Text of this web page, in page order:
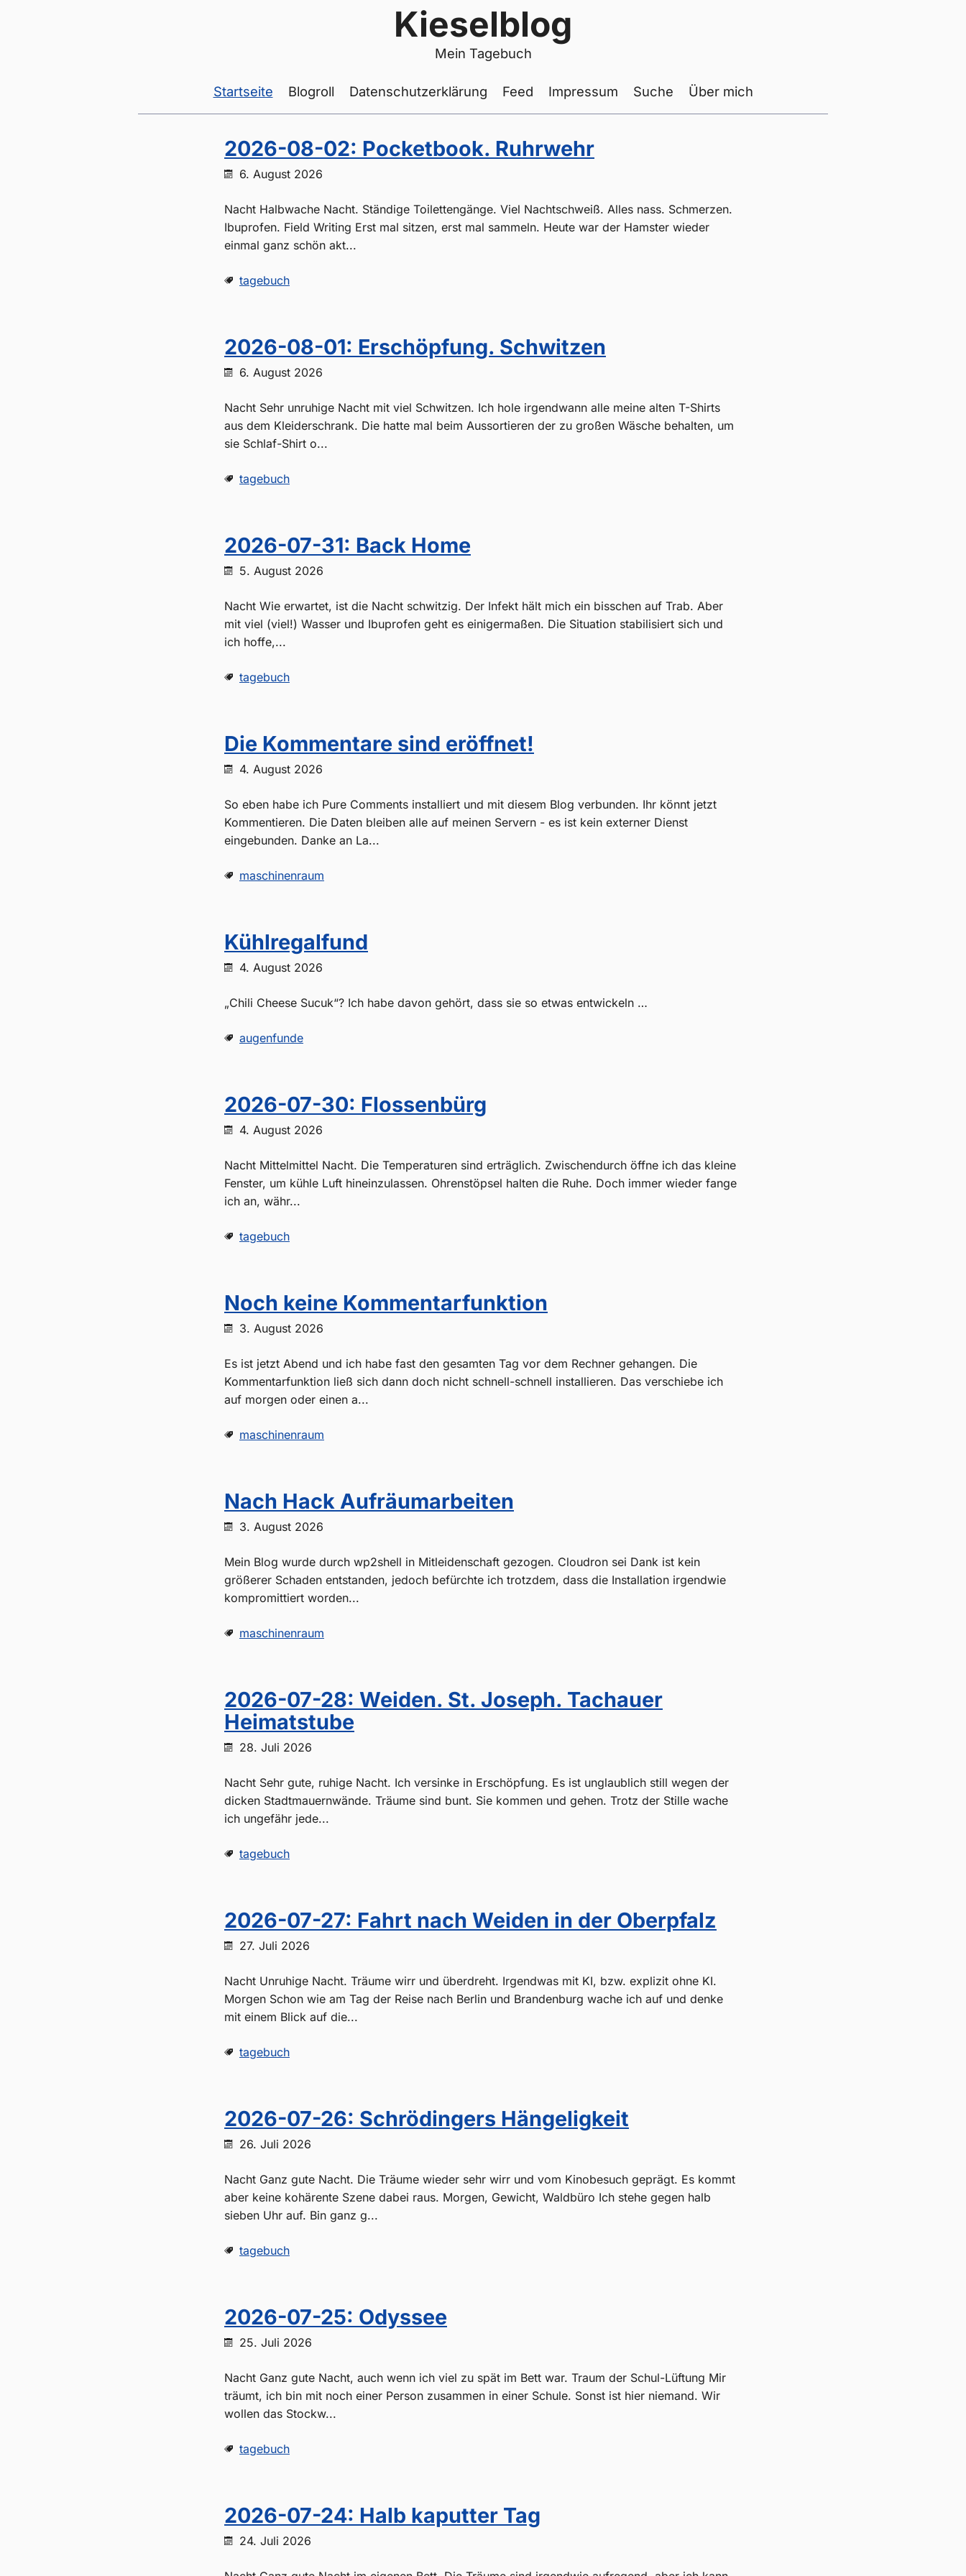
Kieselblog
Mein Tagebuch
Startseite Blogroll Datenschutzerklärung Feed Impressum Suche Über mich
2026-08-02: Pocketbook. Ruhrwehr
6. August 2026
Nacht Halbwache Nacht. Ständige Toilettengänge. Viel Nachtschweiß. Alles nass. Schmerzen.
Ibuprofen. Field Writing Erst mal sitzen, erst mal sammeln. Heute war der Hamster wieder
einmal ganz schön akt...
tagebuch
2026-08-01: Erschöpfung. Schwitzen
6. August 2026
Nacht Sehr unruhige Nacht mit viel Schwitzen. Ich hole irgendwann alle meine alten T-Shirts
aus dem Kleiderschrank. Die hatte mal beim Aussortieren der zu großen Wäsche behalten, um
sie Schlaf-Shirt o...
tagebuch
2026-07-31: Back Home
5. August 2026
Nacht Wie erwartet, ist die Nacht schwitzig. Der Infekt hält mich ein bisschen auf Trab. Aber
mit viel (viel!) Wasser und Ibuprofen geht es einigermaßen. Die Situation stabilisiert sich und
ich hoffe,...
tagebuch
Die Kommentare sind eröffnet!
4. August 2026
So eben habe ich Pure Comments installiert und mit diesem Blog verbunden. Ihr könnt jetzt
Kommentieren. Die Daten bleiben alle auf meinen Servern - es ist kein externer Dienst
eingebunden. Danke an La...
maschinenraum
Kühlregalfund
4. August 2026
„Chili Cheese Sucuk“? Ich habe davon gehört, dass sie so etwas entwickeln …
augenfunde
2026-07-30: Flossenbürg
4. August 2026
Nacht Mittelmittel Nacht. Die Temperaturen sind erträglich. Zwischendurch öffne ich das kleine
Fenster, um kühle Luft hineinzulassen. Ohrenstöpsel halten die Ruhe. Doch immer wieder fange
ich an, währ...
tagebuch
Noch keine Kommentarfunktion
3. August 2026
Es ist jetzt Abend und ich habe fast den gesamten Tag vor dem Rechner gehangen. Die
Kommentarfunktion ließ sich dann doch nicht schnell-schnell installieren. Das verschiebe ich
auf morgen oder einen a...
maschinenraum
Nach Hack Aufräumarbeiten
3. August 2026
Mein Blog wurde durch wp2shell in Mitleidenschaft gezogen. Cloudron sei Dank ist kein
größerer Schaden entstanden, jedoch befürchte ich trotzdem, dass die Installation irgendwie
kompromittiert worden...
maschinenraum
2026-07-28: Weiden. St. Joseph. Tachauer
Heimatstube
28. Juli 2026
Nacht Sehr gute, ruhige Nacht. Ich versinke in Erschöpfung. Es ist unglaublich still wegen der
dicken Stadtmauernwände. Träume sind bunt. Sie kommen und gehen. Trotz der Stille wache
ich ungefähr jede...
tagebuch
2026-07-27: Fahrt nach Weiden in der Oberpfalz
27. Juli 2026
Nacht Unruhige Nacht. Träume wirr und überdreht. Irgendwas mit KI, bzw. explizit ohne KI.
Morgen Schon wie am Tag der Reise nach Berlin und Brandenburg wache ich auf und denke
mit einem Blick auf die...
tagebuch
2026-07-26: Schrödingers Hängeligkeit
26. Juli 2026
Nacht Ganz gute Nacht. Die Träume wieder sehr wirr und vom Kinobesuch geprägt. Es kommt
aber keine kohärente Szene dabei raus. Morgen, Gewicht, Waldbüro Ich stehe gegen halb
sieben Uhr auf. Bin ganz g...
tagebuch
2026-07-25: Odyssee
25. Juli 2026
Nacht Ganz gute Nacht, auch wenn ich viel zu spät im Bett war. Traum der Schul-Lüftung Mir
träumt, ich bin mit noch einer Person zusammen in einer Schule. Sonst ist hier niemand. Wir
wollen das Stockw...
tagebuch
2026-07-24: Halb kaputter Tag
24. Juli 2026